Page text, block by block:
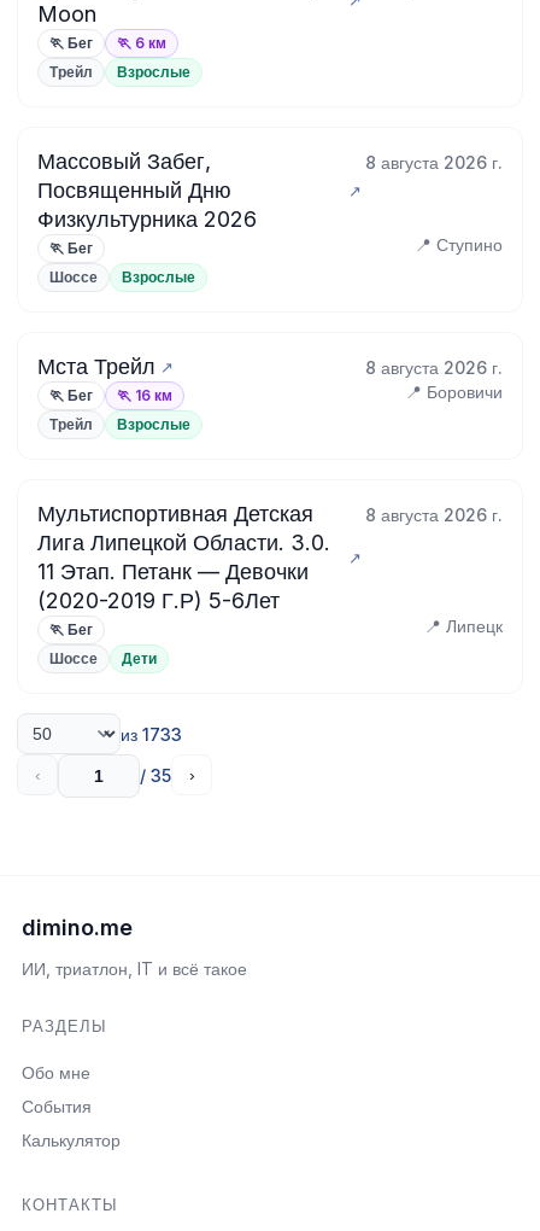
Moon
🏃 Бег
🏃 6 км
Трейл
Взрослые
Массовый Забег,
Посвященный Дню
Физкультурника 2026
8 августа 2026 г.
🏃 Бег 📍 Ступино
Шоссе Взрослые
Мста Трейл 8 августа 2026 г.
🏃 Бег 🏃 16 км 📍 Боровичи
Трейл Взрослые
Мультиспортивная Детская
Лига Липецкой Области. 3.0.
11 Этап. Петанк — Девочки
(2020-2019 Г.Р) 5-6Лет
8 августа 2026 г.
🏃 Бег 📍 Липецк
Шоссе Дети
из 1733
‹ / 35 ›
dimino.me
ИИ, триатлон, IT и всё такое
РАЗДЕЛЫ
Обо мне
События
Калькулятор
КОНТАКТЫ